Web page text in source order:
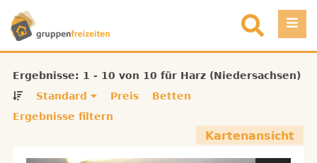
Direkt zum Inhalt
Registrieren
Ergebnisse: 1 - 10 von 10 für Harz (Niedersachsen)
Standard
Preis
Betten
Ergebnisse filtern
Kartenansicht